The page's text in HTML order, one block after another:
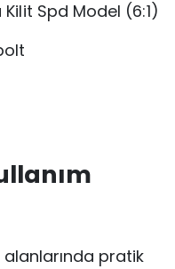
Spd Model (6:1)
pratik